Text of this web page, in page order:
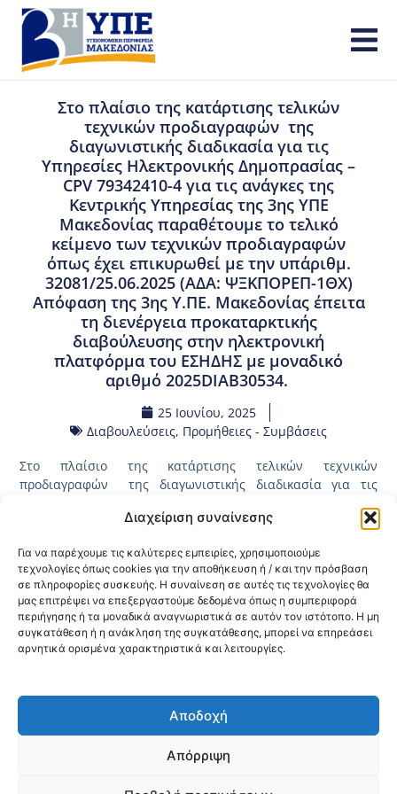
Διαχείριση συναίνεσης
Για να παρέχουμε τις καλύτερες εμπειρίες, χρησιμοποιούμε
τεχνολογίες όπως cookies για την αποθήκευση ή / και την πρόσβαση
σε πληροφορίες συσκευής. Η συναίνεση σε αυτές τις τεχνολογίες θα
μας επιτρέψει να επεξεργαστούμε δεδομένα όπως η συμπεριφορά
περιήγησης ή τα μοναδικά αναγνωριστικά σε αυτόν τον ιστότοπο. Η μη
συγκατάθεση ή η ανάκληση της συγκατάθεσης, μπορεί να επηρεάσει
αρνητικά ορισμένα χαρακτηριστικά και λειτουργίες.
Αποδοχή
Απόρριψη
Στο πλαίσιο της κατάρτισης τελικών
τεχνικών προδιαγραφών της
διαγωνιστικής διαδικασία για τις
Υπηρεσίες Ηλεκτρονικής Δημοπρασίας –
CPV 79342410-4 για τις ανάγκες της
Κεντρικής Υπηρεσίας της 3ης ΥΠΕ
Μακεδονίας παραθέτουμε το τελικό
κείμενο των τεχνικών προδιαγραφών
όπως έχει επικυρωθεί με την υπ΄αριθμ.
32081/25.06.2025 (ΑΔΑ: ΨΞΚΠΟΡΕΠ-1ΘΧ)
Απόφαση της 3ης Υ.ΠΕ. Μακεδονίας έπειτα
τη διενέργεια προκαταρκτικής
διαβούλευσης στην ηλεκτρονική
πλατφόρμα του ΕΣΗΔΗΣ με μοναδικό
αριθμό 2025DIAB30534.
25 Ιουνίου, 2025
Διαβουλεύσεις, Προμήθειες - Συμβάσεις
Στο πλαίσιο της κατάρτισης τελικών τεχνικών
προδιαγραφών της διαγωνιστικής διαδικασία για τις
για τις ανάγκες της Κεντρικής Υπηρεσίας της 3ης ΥΠΕ
προδιαγραφώνόπως έχει επικυρωθεί με την υπ΄αριθμ.
32081/25.06.2025 (ΑΔΑ:ΨΞΚΠΟΡΕΠ-1ΘΧ) Απόφαση της 3ης
Υ.ΠΕ. Μακεδονίας έπειτα τη διενέργεια προκαταρκτικής
διαβούλευσης στην ηλεκτρονική πλατφόρμα του ΕΣΗΔΗΣ
με μοναδικό αριθμό 2025DIAB30534 .
@2026 3ype.gr All rights reserved
Θεσσαλονίκη, ΕλλάδαΤηλ: +30 2311 226 200